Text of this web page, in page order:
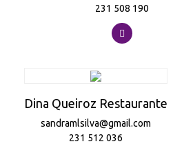
231 508 190
Dina Queiroz Restaurante
sandramlsilva@gmail.com
231 512 036